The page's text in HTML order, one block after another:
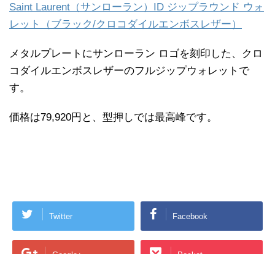
Saint Laurent（サンローラン）ID ジップラウンド ウォ
レット（ブラック/クロコダイルエンボスレザー）
メタルプレートにサンローラン ロゴを刻印した、クロ
コダイルエンボスレザーのフルジップウォレットで
す。
価格は79,920円と、型押しでは最高峰です。
Twitter Facebook